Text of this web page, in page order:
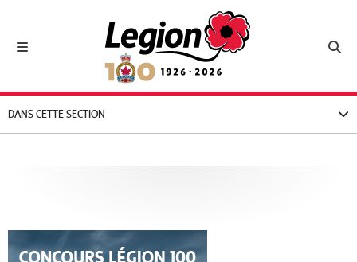
Toggle navigation
Royal Canadian Legion
DANS CETTE SECTION